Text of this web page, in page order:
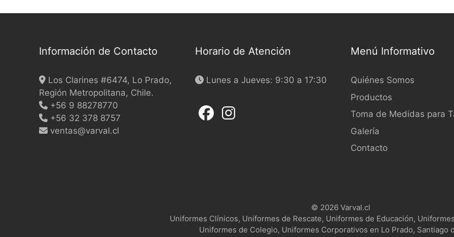
product
product
Información de Contacto
Los Clarines #6474, Lo Prado,
Región Metropolitana, Chile.
+56 9 88278770
+56 32 378 8757
ventas@varval.cl
Horario de Atención
Lunes a Jueves: 9:30 a 17:30
Menú Informativo
Quiénes Somos
Productos
Toma de Medidas para
Galería
Contacto
© 2026 Varval.cl
Uniformes Clínicos, Uniformes de Rescate, Uniformes de Educación,
Uniformes de Colegio, Uniformes Corporativos en Lo Prado, Santiago